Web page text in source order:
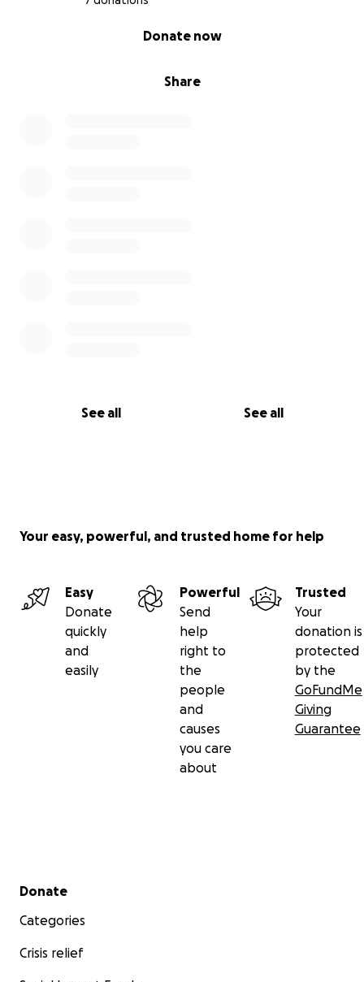
Share
Donate now
See all See all
Your easy, powerful, and trusted home for help
Easy
Donate
quickly
and
easily
Powerful
Send
help
right to
the
people
and
causes
you care
about
Trusted
Your
donation is
protected
by the
GoFundMe
Giving
Guarantee
Secondary menu
Donate
Categories
Crisis relief